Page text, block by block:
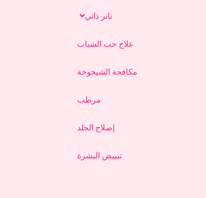
تانر ذاتي
علاج حب الشباب
مكافحة الشيخوخة
مرطب
إصلاح الجلد
تبييض البشرة